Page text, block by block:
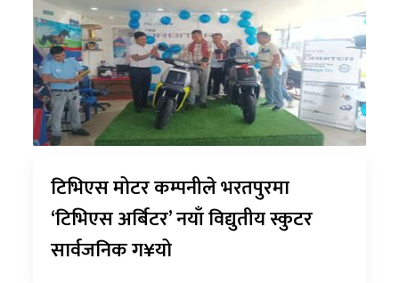
टिभिएस मोटर कम्पनीले भरतपुरमा
‘टिभिएस अर्बिटर’ नयाँ विद्युतीय स्कुटर
सार्वजनिक ग¥यो